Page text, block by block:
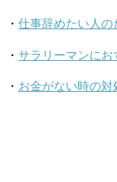
・ 仕事辞めたい人の
・ サラリーマンにお
・ お金がない時の対